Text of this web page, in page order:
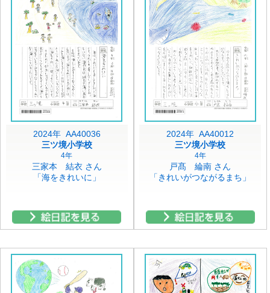
2024年 AA40036
三ツ境小学校
4年
三家本 結衣 さん
「海をきれいに」
2024年 AA40012
三ツ境小学校
4年
戸髙 綸南 さん
「きれいがつながるまち」